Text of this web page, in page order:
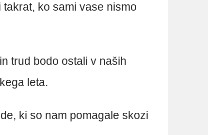
ko sami vase nismo
trud bodo ostali v naših
leta.
ki so nam pomagale skozi